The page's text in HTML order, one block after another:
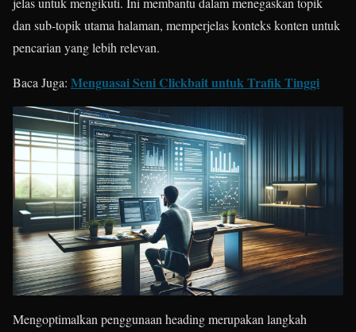
dan sub-topik utama halaman, memperjelas konteks konten untuk
pencarian yang lebih relevan.
Baca Juga: Menguasai Seni Clickbait untuk Trafik Tinggi
Mengoptimalkan penggunaan heading merupakan langkah